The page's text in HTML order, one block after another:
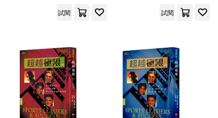
Warner Classics(2) 寰宇(2)
Universal(1)
萬卷出版公司(1)
試閱
試閱